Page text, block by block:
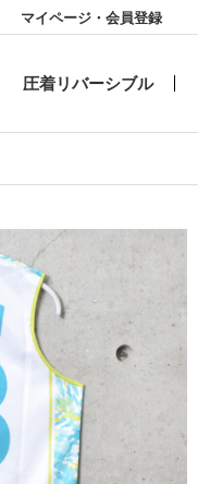
マイページ・会員登録
圧着リバーシブル